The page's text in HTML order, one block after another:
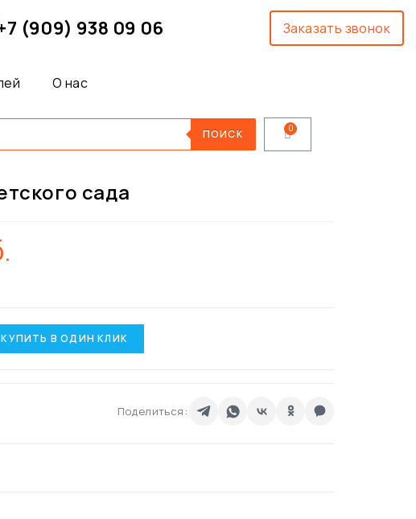
(909) 938 09 06 Заказать звонок
О нас
ПОИСК
сада
КУПИТЬ В ОДИН КЛИК
Поделиться: